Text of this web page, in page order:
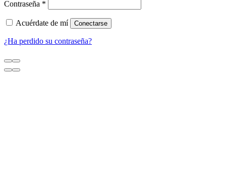
Contraseña *
Acuérdate de mí Conectarse
¿Ha perdido su contraseña?